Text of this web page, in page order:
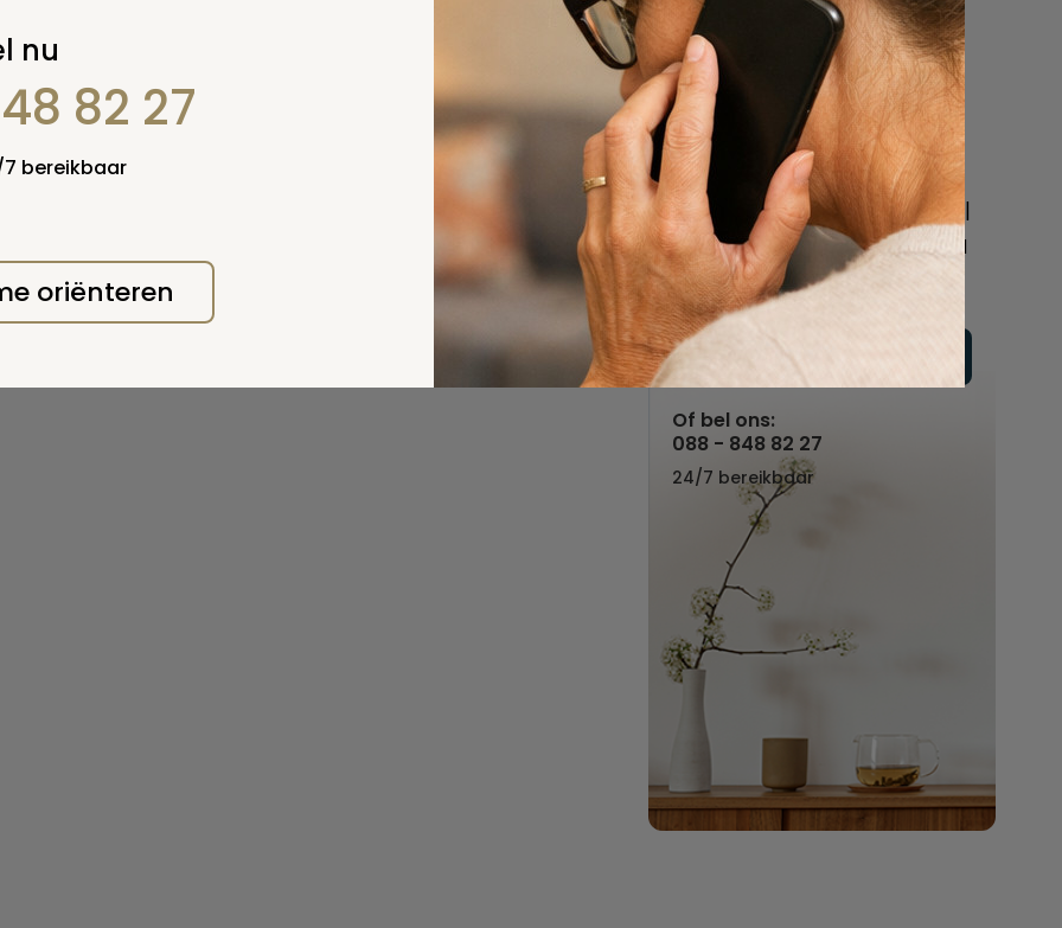
Verzenden
maar
Nu
een uitvaart
regelen
Beschrijf uw wensen
online of bel ons geheel
vrijblijvend voor hulp na
een overlijden.
Vul hier uw wensen in
Of bel ons:
088 - 848 82 27
24/7 bereikbaar
nu
82 27
bereikbaar
oriënteren